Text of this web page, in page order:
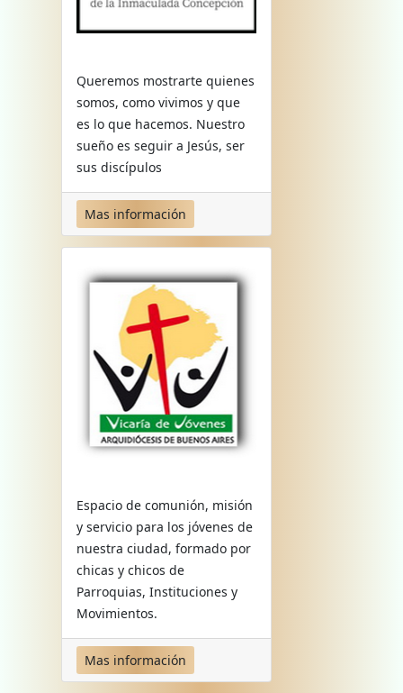
Queremos mostrarte quienes
somos, como vivimos y que
es lo que hacemos. Nuestro
sueño es seguir a Jesús, ser
sus discípulos
Mas información
Espacio de comunión, misión
y servicio para los jóvenes de
nuestra ciudad, formado por
chicas y chicos de
Parroquias, Instituciones y
Movimientos.
Mas información